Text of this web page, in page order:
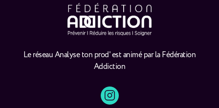
Le réseau Analyse ton prod' est animé par la Fédération
Addiction